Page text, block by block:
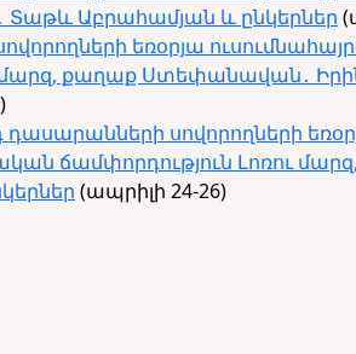
Տաթև Աբրահամյան և ընկերներ
եռօրյա
մարզ, քաղաք Ստեփանավան․
դասարանների սովորողների
ճամփորդություն Լոռու
(ապրիլի 24-26)